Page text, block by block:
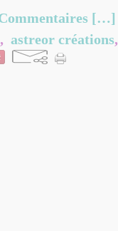
[…]
, astreor créations,